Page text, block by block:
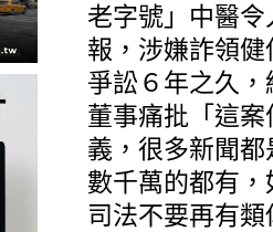
老字號」中醫
報，涉嫌詐領
爭訟６年之久
董事痛批「這
義，很多新聞
數千萬的都有
司法不要再有